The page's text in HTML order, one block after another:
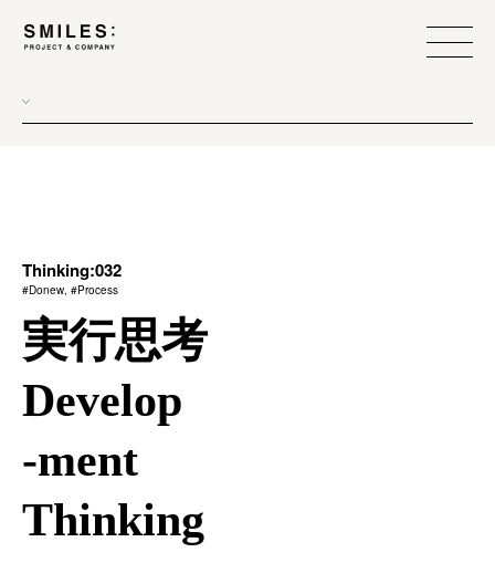
scope
process
team management
method
Thinking:032
#Donew, #Process
実行思考
Develop
-ment
Thinking